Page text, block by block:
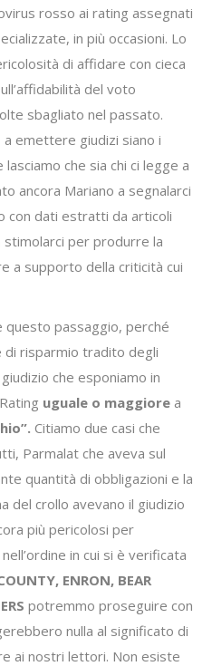
rosso ai rating assegnati
in più occasioni. Lo
di affidare con cieca
del voto
sbagliato nel passato.
emettere giudizi siano i
che sia chi ci legge a
ancora Mariano a segnalarci
con dati estratti da articoli
stimolarci per produrre la
a supporto della criticità cui
questo passaggio, perché
risparmio tradito degli
che esponiamo in
uguale o maggiore a
Citiamo due casi che
Parmalat che aveva sul
quantità di obbligazioni e la
del crollo avevano il giudizio
più pericolosi per
in cui si è verificata
, ENRON, BEAR
potremmo proseguire con
nulla al significato di
ai nostri lettori. Non esiste